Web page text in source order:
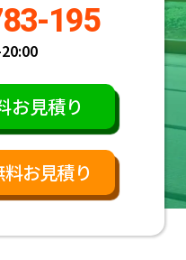
195
お見積り
お見積り